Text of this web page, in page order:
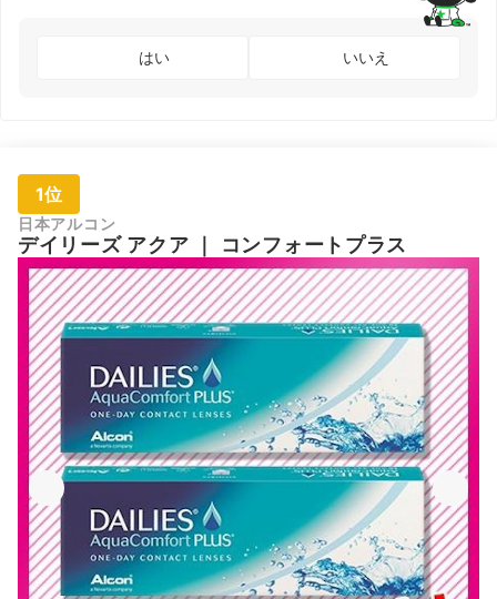
はい いいえ
1位
日本アルコン
デイリーズ アクア ｜ コンフォートプラス